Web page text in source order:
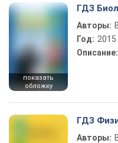
показать
обложку
ГДЗ
Авторы:
Год: 2015
Описание:
ГДЗ
Авторы: